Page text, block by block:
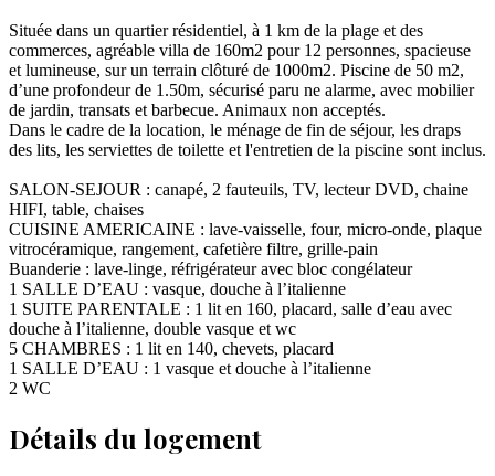
Située dans un quartier résidentiel, à 1 km de la plage et des
commerces, agréable villa de 160m2 pour 12 personnes, spacieuse
et lumineuse, sur un terrain clôturé de 1000m2. Piscine de 50 m2,
d’une profondeur de 1.50m, sécurisé paru ne alarme, avec mobilier
de jardin, transats et barbecue. Animaux non acceptés.
Dans le cadre de la location, le ménage de fin de séjour, les draps
des lits, les serviettes de toilette et l'entretien de la piscine sont inclus.
SALON-SEJOUR : canapé, 2 fauteuils, TV, lecteur DVD, chaine
HIFI, table, chaises
CUISINE AMERICAINE : lave-vaisselle, four, micro-onde, plaque
vitrocéramique, rangement, cafetière filtre, grille-pain
Buanderie : lave-linge, réfrigérateur avec bloc congélateur
1 SALLE D’EAU : vasque, douche à l’italienne
1 SUITE PARENTALE : 1 lit en 160, placard, salle d’eau avec
douche à l’italienne, double vasque et wc
5 CHAMBRES : 1 lit en 140, chevets, placard
1 SALLE D’EAU : 1 vasque et douche à l’italienne
2 WC
Détails du logement